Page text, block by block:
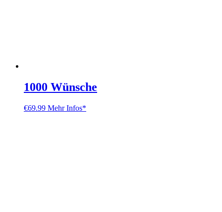
1000 Wünsche
€69.99 Mehr Infos*